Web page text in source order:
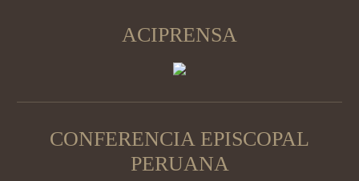
ACIPRENSA
CONFERENCIA EPISCOPAL
PERUANA